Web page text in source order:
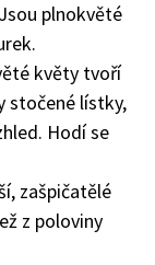
plnokvěté
květy tvoří
stočené lístky,
Hodí se
zašpičatělé
z poloviny